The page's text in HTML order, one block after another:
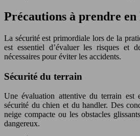
Précautions à prendre
La sécurité est primordiale lors de la
est essentiel d’évaluer les risques et
nécessaires pour éviter les accidents.
Sécurité du terrain
Une évaluation attentive du terrain est
sécurité du chien et du handler. Des
neige compacte ou les obstacles
dangereux.